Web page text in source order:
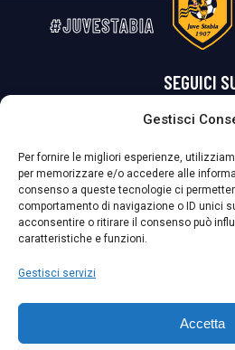
Gestisci
Per fornire le migliori esperienze,
per memorizzare e/o accedere alle
consenso a queste tecnologie ci
comportamento di navigazione o ID unici
acconsentire o ritirare il consenso può
caratteristiche e funzioni.
Gestisci servizi
Accetta
#JUVESTABIA
SEGUICI
La Società ha nominato il Responsabile della Protezione dei Dati Personali
nostra Società per tutelare i Suoi